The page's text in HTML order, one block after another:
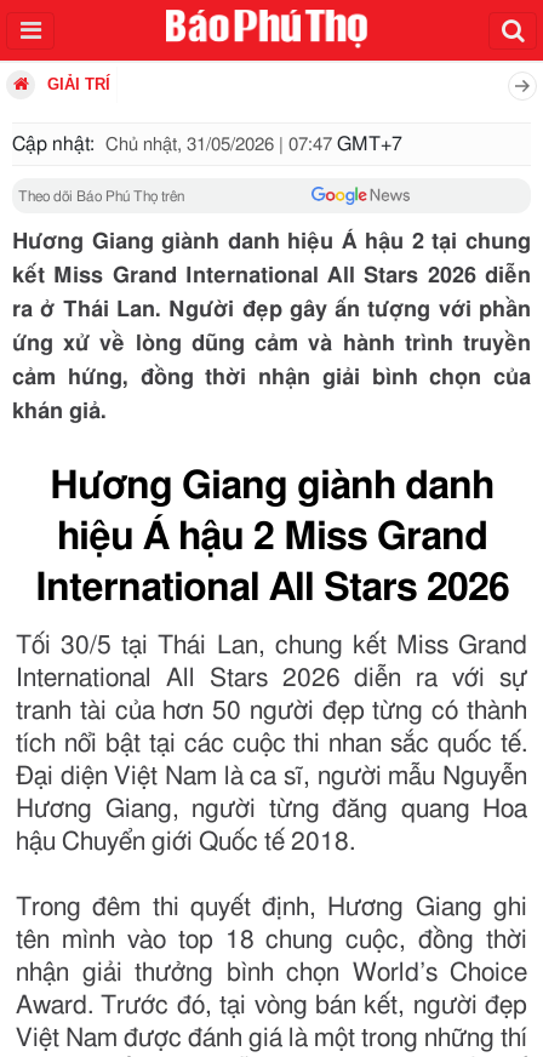
GIẢI TRÍ
Cập nhật: Chủ nhật, 31/05/2026 | 07:47 GMT+7
Theo dõi Báo Phú Thọ trên
Hương Giang giành danh hiệu Á hậu 2 tại chung
kết Miss Grand International All Stars 2026 diễn
ra ở Thái Lan. Người đẹp gây ấn tượng với phần
ứng xử về lòng dũng cảm và hành trình truyền
cảm hứng, đồng thời nhận giải bình chọn của
khán giả.
Hương Giang giành danh
hiệu Á hậu 2 Miss Grand
International All Stars 2026
Tối 30/5 tại Thái Lan, chung kết Miss Grand
International All Stars 2026 diễn ra với sự
tranh tài của hơn 50 người đẹp từng có thành
tích nổi bật tại các cuộc thi nhan sắc quốc tế.
Đại diện Việt Nam là ca sĩ, người mẫu Nguyễn
Hương Giang, người từng đăng quang Hoa
hậu Chuyển giới Quốc tế 2018.
Trong đêm thi quyết định, Hương Giang ghi
tên mình vào top 18 chung cuộc, đồng thời
nhận giải thưởng bình chọn World’s Choice
Award. Trước đó, tại vòng bán kết, người đẹp
Việt Nam được đánh giá là một trong những thí